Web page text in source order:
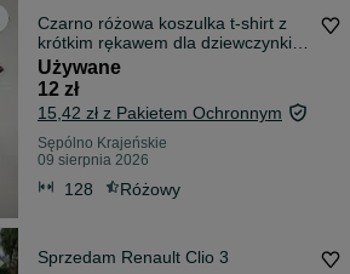
Czarno różowa koszulka t-shirt z
krótkim rękawem dla dziewczynki
xoxo
Używane
12 zł
15,42 zł z Pakietem Ochronnym
Sępólno Krajeńskie
09 sierpnia 2026
128 Różowy
Sprzedam Renault Clio 3